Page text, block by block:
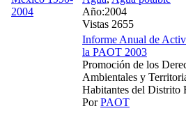
Año:2004
Vistas 2655
Informe Anual de
la PAOT 2003
Promoción de los
Ambientales y
Habitantes del Distrito
PorPAOT